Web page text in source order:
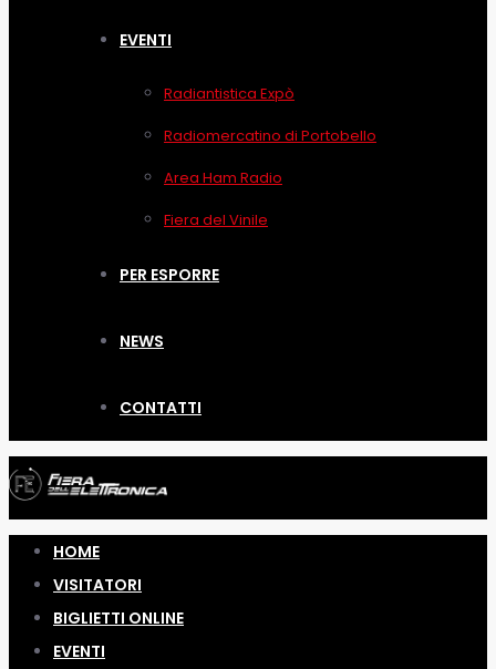
EVENTI
Radiantistica Expò
Radiomercatino di Portobello
Area Ham Radio
Fiera del Vinile
PER ESPORRE
NEWS
CONTATTI
HOME
VISITATORI
BIGLIETTI ONLINE
EVENTI